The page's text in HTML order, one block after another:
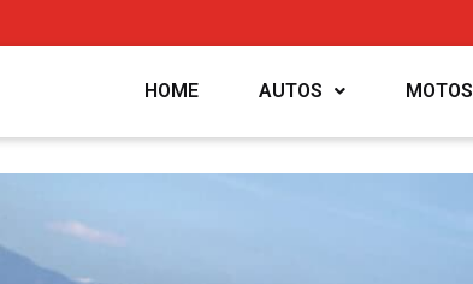
HOME AUTOS MOTOS